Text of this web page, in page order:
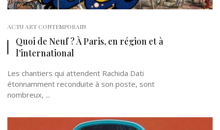
ACTU ART CONTEMPORAIN
Quoi de Neuf ? À Paris, en région et à
l’international
Les chantiers qui attendent Rachida Dati
étonnamment reconduite à son poste, sont
nombreux, ...